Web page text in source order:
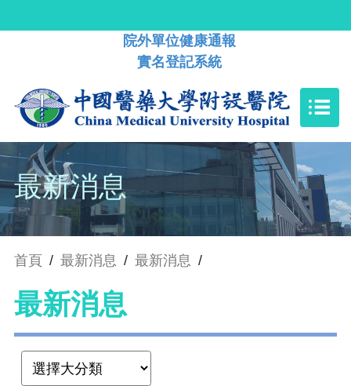
院外單位健康通報
實名登記系統
最新消息
首頁 / 最新消息 / 最新消息 /
最新消息